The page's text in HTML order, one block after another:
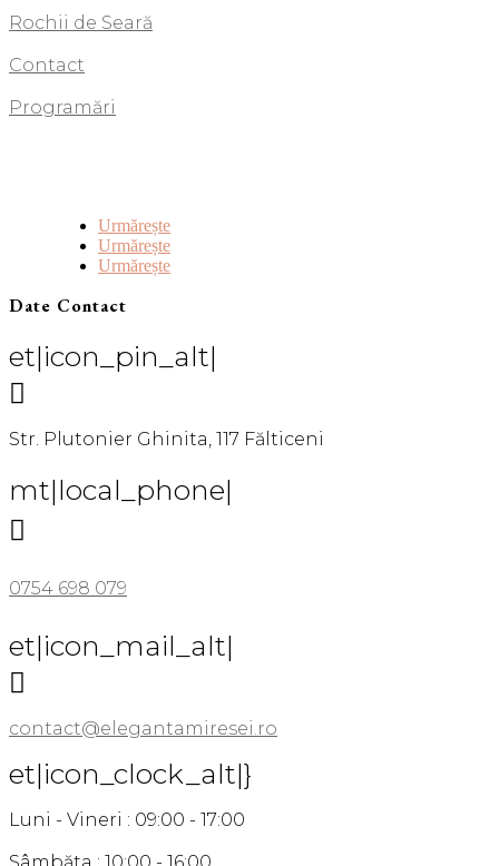
Rochii de Seară
Contact
Programări
Urmărește
Urmărește
Urmărește
Date Contact
et|icon_pin_alt|

Str. Plutonier Ghinita, 117 Fălticeni
mt|local_phone|

0754 698 079
et|icon_mail_alt|

contact@elegantamiresei.ro
et|icon_clock_alt|}
Luni - Vineri : 09:00 - 17:00
Sâmbăta : 10:00 - 16:00